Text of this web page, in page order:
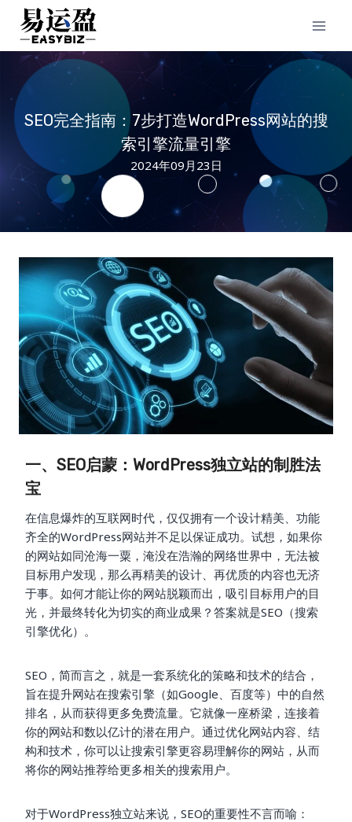
content
SEO完全指南：7步打造WordPress网站的搜
索引擎流量引擎
2024年09月23日
一、SEO启蒙：WordPress独立站的制胜法
宝
在信息爆炸的互联网时代，仅仅拥有一个设计精美、功能
齐全的WordPress网站并不足以保证成功。试想，如果你
的网站如同沧海一粟，淹没在浩瀚的网络世界中，无法被
目标用户发现，那么再精美的设计、再优质的内容也无济
于事。如何才能让你的网站脱颖而出，吸引目标用户的目
光，并最终转化为切实的商业成果？答案就是SEO（搜索
引擎优化）。
SEO，简而言之，就是一套系统化的策略和技术的结合，
旨在提升网站在搜索引擎（如Google、百度等）中的自然
排名，从而获得更多免费流量。它就像一座桥梁，连接着
你的网站和数以亿计的潜在用户。通过优化网站内容、结
构和技术，你可以让搜索引擎更容易理解你的网站，从而
将你的网站推荐给更多相关的搜索用户。
对于WordPress独立站来说，SEO的重要性不言而喻：